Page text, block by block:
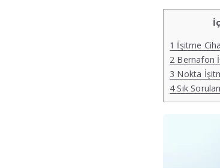
1 İşitme
2 Bernafon
3 Nokta
4Sık